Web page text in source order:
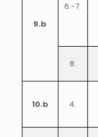
9.b
6.-7.
8.
10.b 4.